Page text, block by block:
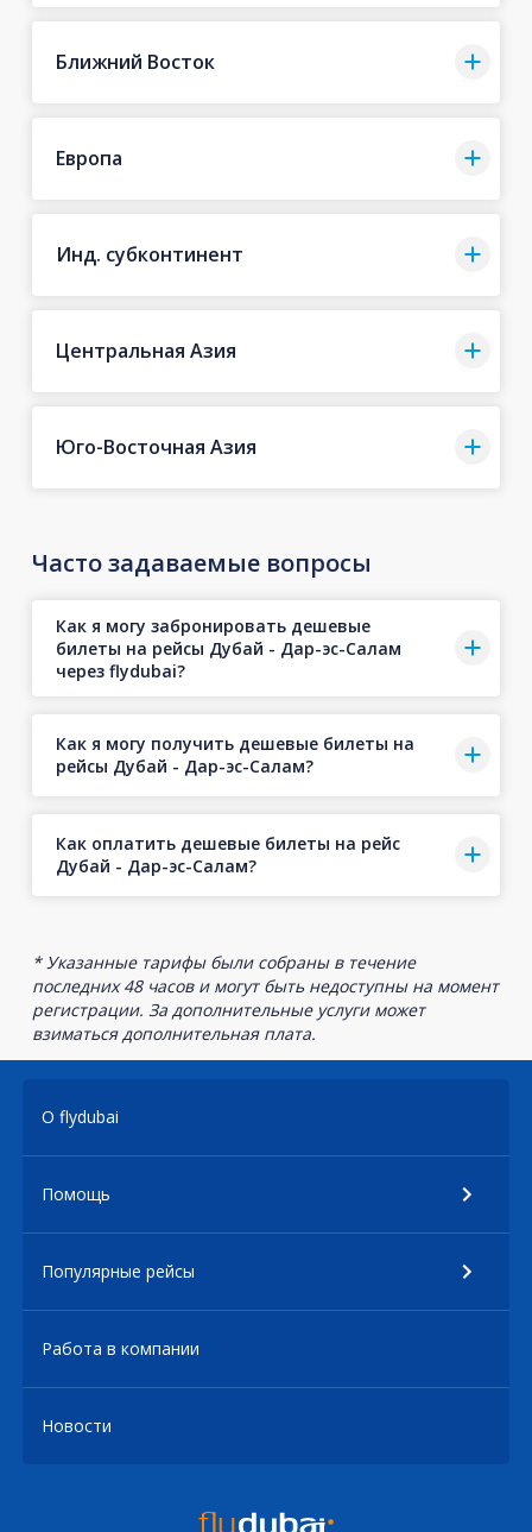
Ближний Восток
Европа
Инд. субконтинент
Центральная Азия
Юго-Восточная Азия
Часто задаваемые вопросы
Как я могу забронировать дешевые
билеты на рейсы Дубай - Дар-эс-Салам
через flydubai?
Как я могу получить дешевые билеты на
рейсы Дубай - Дар-эс-Салам?
Как оплатить дешевые билеты на рейс
Дубай - Дар-эс-Салам?
* Указанные тарифы были собраны в течение
последних 48 часов и могут быть недоступны на момент
регистрации. За дополнительные услуги может
взиматься дополнительная плата.
О flydubai
Помощь
Популярные рейсы
Работа в компании
Новости